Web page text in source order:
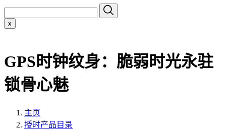
x
GPS时钟纹身：脆弱时光永驻
锁骨心魅
主页
授时产品目录